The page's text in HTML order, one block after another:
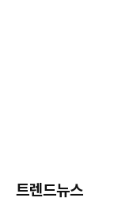
트렌드뉴스